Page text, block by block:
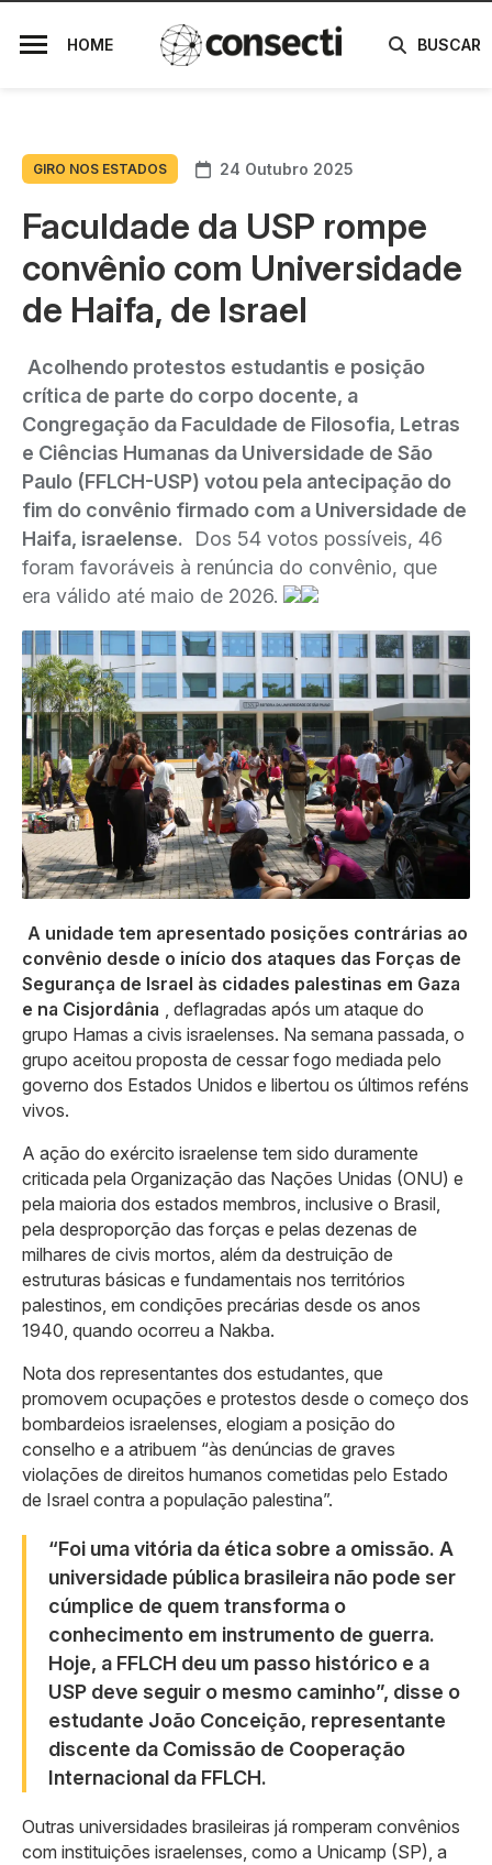
HOME BUSCAR
GIRO NOS ESTADOS 24 Outubro 2025
Faculdade da USP rompe
convênio com Universidade
de Haifa, de Israel
Acolhendo protestos estudantis e posição
crítica de parte do corpo docente, a
Congregação da Faculdade de Filosofia, Letras
e Ciências Humanas da Universidade de São
Paulo (FFLCH-USP) votou pela antecipação do
fim do convênio firmado com a Universidade de
Haifa, israelense.
Dos 54 votos possíveis, 46
foram favoráveis à renúncia do convênio, que
era válido até maio de 2026.
A unidade tem apresentado posições contrárias ao
convênio desde o início dos ataques das Forças de
Segurança de Israel às cidades palestinas em Gaza
e na Cisjordânia , deflagradas após um ataque do
grupo Hamas a civis israelenses. Na semana passada, o
grupo aceitou proposta de cessar fogo mediada pelo
governo dos Estados Unidos e libertou os últimos reféns
vivos.
A ação do exército israelense tem sido duramente
criticada pela Organização das Nações Unidas (ONU) e
pela maioria dos estados membros, inclusive o Brasil,
pela desproporção das forças e pelas dezenas de
milhares de civis mortos, além da destruição de
estruturas básicas e fundamentais nos territórios
palestinos, em condições precárias desde os anos
1940, quando ocorreu a Nakba.
Nota dos representantes dos estudantes, que
promovem ocupações e protestos desde o começo dos
bombardeios israelenses, elogiam a posição do
conselho e a atribuem “às denúncias de graves
violações de direitos humanos cometidas pelo Estado
de Israel contra a população palestina”.
“Foi uma vitória da ética sobre a omissão. A
universidade pública brasileira não pode ser
cúmplice de quem transforma o
conhecimento em instrumento de guerra.
Hoje, a FFLCH deu um passo histórico e a
USP deve seguir o mesmo caminho”, disse o
estudante João Conceição, representante
discente da Comissão de Cooperação
Internacional da FFLCH.
Outras universidades brasileiras já romperam convênios
com instituições israelenses, como a Unicamp (SP), a